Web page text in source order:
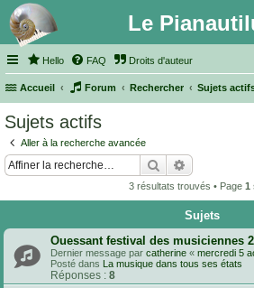
Le
Hello FAQ Droits d'auteur
Accueil Forum Rechercher Sujets
Sujets actifs
Aller à la recherche avancée
Rechercher
3 résultats trouvés • Page 1
Sujets
Ouessant festival des musiciennes
Dernier message par catherine « mercredi 5
Posté dans La musique dans tous ses états
Réponses : 8